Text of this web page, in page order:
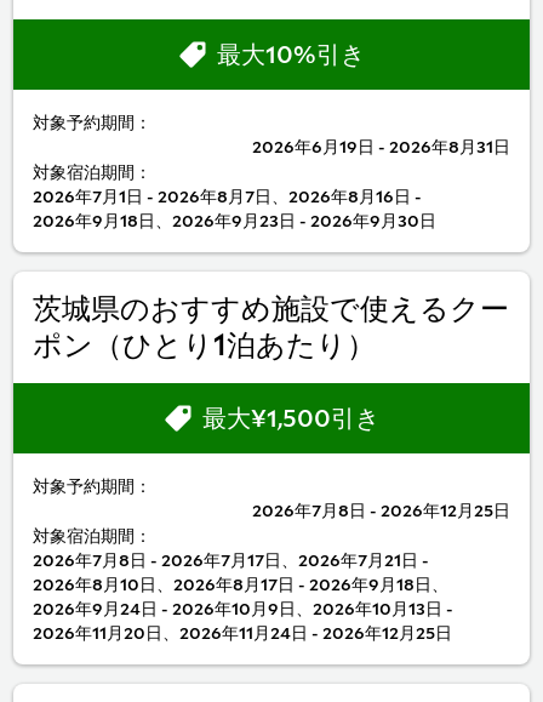
対象予約期間：
2026年6月19日 - 2026年8月31日
対象宿泊期間：
2026年7月1日 - 2026年8月7日、2026年8月16日 -
2026年9月18日、2026年9月23日 - 2026年9月30日
最大10%引き
対象予約期間：
2026年7月8日 - 2026年12月25日
対象宿泊期間：
2026年7月8日 - 2026年7月17日、2026年7月21日 -
2026年8月10日、2026年8月17日 - 2026年9月18日、
2026年9月24日 - 2026年10月9日、2026年10月13日 -
2026年11月20日、2026年11月24日 - 2026年12月25日
最大¥1,500引き
茨城県のおすすめ施設で使えるクー
ポン（ひとり1泊あたり）